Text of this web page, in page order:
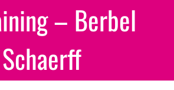
– Berbel
Schaerff